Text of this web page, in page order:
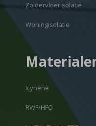
Zoldervloerisolatie
Woningisolatie
Icynene
RWF/HFO